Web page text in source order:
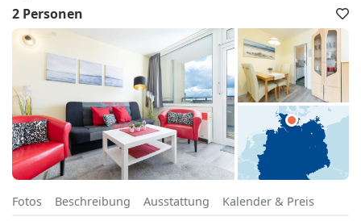
2 Personen
Fotos Beschreibung Ausstattung Kalender & Preis